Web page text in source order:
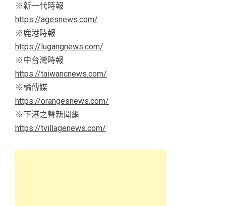
※新一代時報
https://agesnews.com/
※鹿港時報
https://lugangnews.com/
※中台灣時報
https://taiwancnews.com/
※橘傳媒
https://orangesnews.com/
※下港之聲新聞網
https://tvillagenews.com/